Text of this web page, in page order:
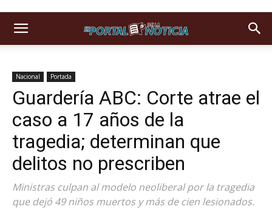
Nacional Portada
Guardería ABC: Corte atrae el
caso a 17 años de la
tragedia; determinan que
delitos no prescriben
Ministras culpan al modelo neoliberal por la tragedia
que dejó 49 niños muertos y más de cien lesionados.